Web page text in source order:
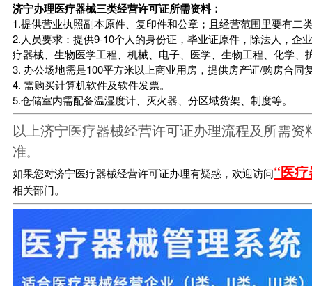
济宁办理医疗器械三类经营许可证所需资料：
1.提供营业执照副本原件、复印件和公章；且经营范围里要有二
2.人员要求：提供9-10个人的身份证，毕业证原件，除法人，企
疗器械、生物医学工程、机械、电子、医学、生物工程、化学
3. 办公场地需是100平方米以上商业用房，提供房产证/购房合
4. 需购买计算机软件及软件发票。
5.仓储室内需配备温湿度计、灭火器、分区域货架、制度等。
以上济宁医疗器械经营许可证办理流程及所需资
准。
如果您对济宁医疗器械经营许可证办理有疑惑，欢迎访问“医
相关部门。